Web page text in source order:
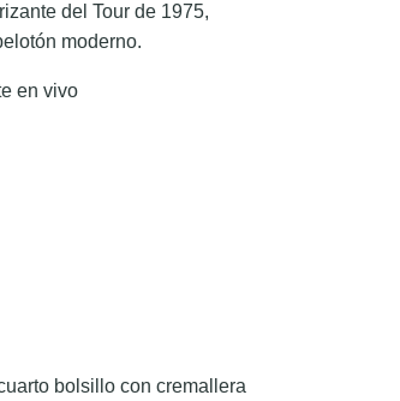
del Tour de 1975,
moderno.
en vivo
bolsillo con cremallera